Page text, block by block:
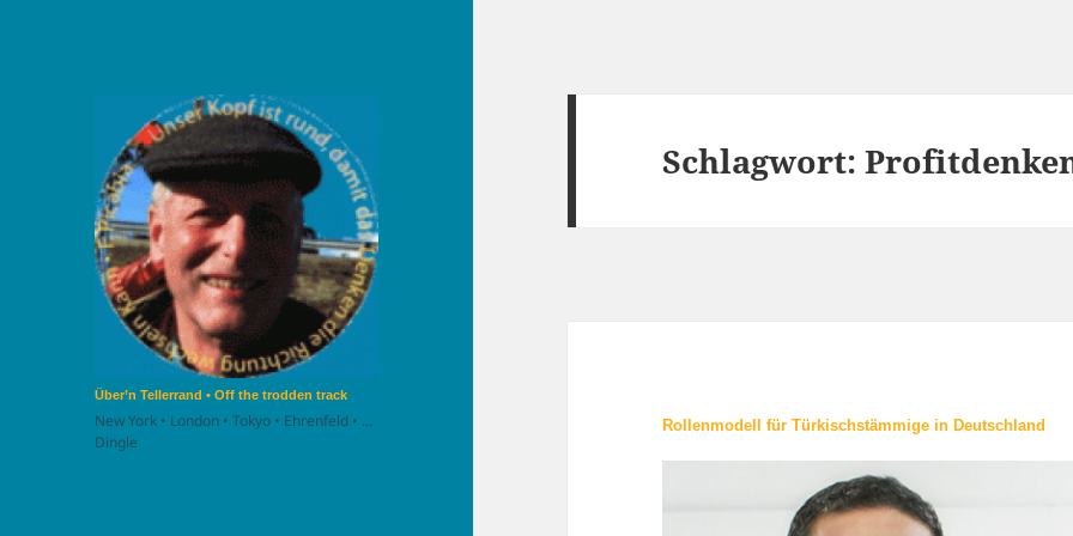
Über’n Tellerrand • Off the trodden track
New York • London • Tokyo • Ehrenfeld • …
Dingle
Schlagwort:
Rollenmodell für Türkischstämmige in Deutschland